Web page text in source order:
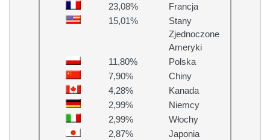
23,08%
Francja
15,01%
Stany
Zjednoczone
Ameryki
11,80%
Polska
7,90%
Chiny
4,28%
Kanada
2,99%
Niemcy
2,99%
Włochy
2,87%
Japonia